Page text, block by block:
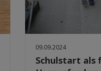
09.09.2024
Schulstart als